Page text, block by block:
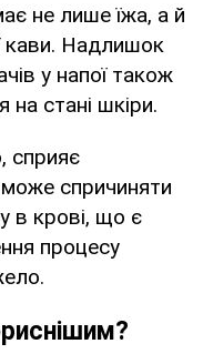
не лише їжа, а й
кави. Надлишок
у напої також
стані шкіри.
сприяє
спричиняти
в крові, що є
процесу